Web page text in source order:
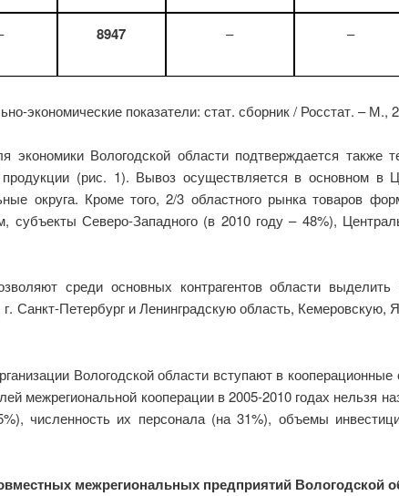
8947 – –
экономические показатели: стат. сборник / Росстат. – М.,
экономики Вологодской области подтверждается
(рис. 1). Вывоз осуществляется в основном в
округа. Кроме того, 2/3 областного рынка товаров
Северо-Западного (в 2010 году – 48%),
среди основных контрагентов области
Санкт-Петербург и Ленинградскую область,
Вологодской области вступают в кооперационные
межрегиональной кооперации в 2005-2010 годах нельзя
численность их персонала (на 31%), объемы
межрегиональных предприятий Вологодской